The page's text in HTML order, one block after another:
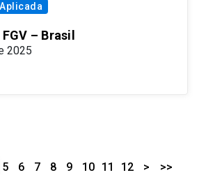
– Brasil
2025
5 6 7 8 9 10 11 12 > >>